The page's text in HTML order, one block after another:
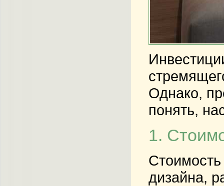
Однако,
понять,
1.
Стоимость
дизайна,